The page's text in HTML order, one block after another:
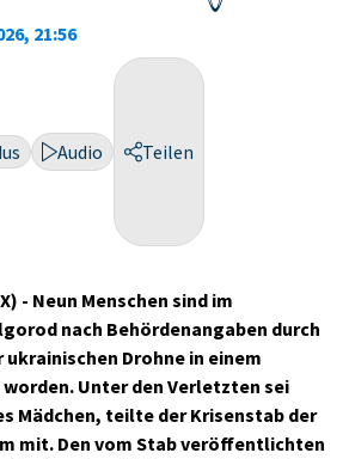
21:56
Audio Teilen
- Neun Menschen sind im
nach Behördenangaben durch
ukrainischen Drohne in einem
Unter den Verletzten sei
Mädchen, teilte der Krisenstab der
mit. Den vom Stab veröffentlichten